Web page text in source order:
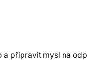
připravit mysl na